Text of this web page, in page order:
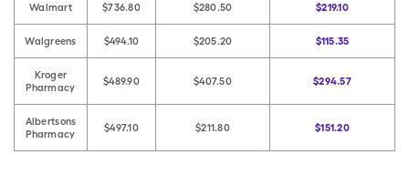
Walmart $736.80 $280.50 $219.10
Walgreens $494.10 $205.20 $115.35
Kroger
Pharmacy
$489.90 $407.50 $294.57
Albertsons
Pharmacy
$497.10 $211.80 $151.20